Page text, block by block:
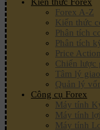
Forex A-Z
Kiến thức
Phân tích
Phân tích
Price
Chiến lược
Tâm lý
Quản lý
Công cụ Forex
Máy tính
Máy tính
Máy tính